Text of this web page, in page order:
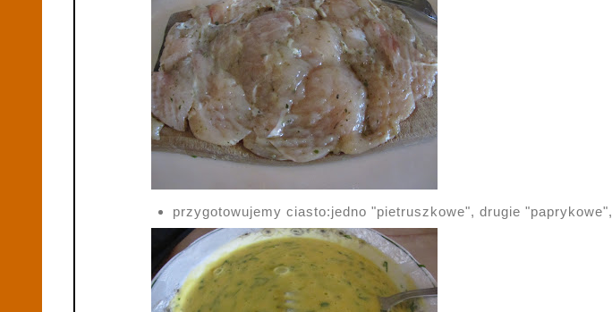
przygotowujemy ciasto:jedno "pietruszkowe", drugie "paprykowe",